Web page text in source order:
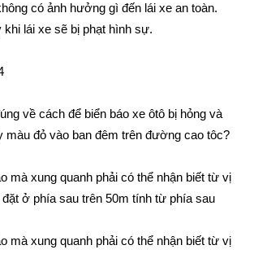
có ảnh hưởng gì đến lái xe an toàn.
lái xe sẽ bị phạt hình sự.
về cách để biển báo xe ôtô bị hỏng và
màu đỏ vào ban đêm trên đường cao tôc?
mà xung quanh phải có thể nhận biết từ vị
ở phía sau trên 50m tính từ phía sau
mà xung quanh phải có thể nhận biết từ vị